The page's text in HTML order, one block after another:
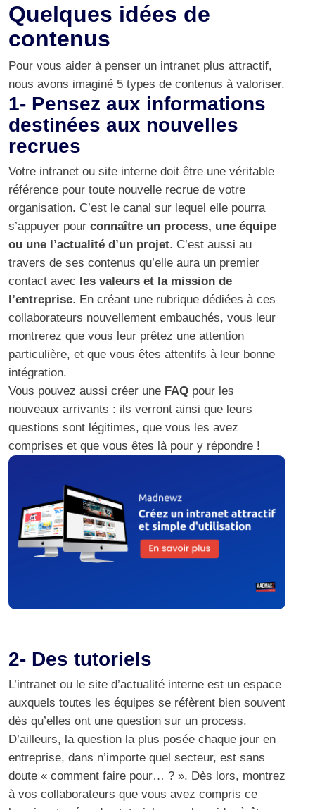
Quelques idées de
contenus
Pour vous aider à penser un intranet plus attractif,
nous avons imaginé 5 types de contenus à valoriser.
1- Pensez aux informations
destinées aux nouvelles
recrues
Votre intranet ou site interne doit être une véritable
référence pour toute nouvelle recrue de votre
organisation. C’est le canal sur lequel elle pourra
s’appuyer pour connaître un process, une équipe
ou une l’actualité d’un projet. C’est aussi au
travers de ses contenus qu’elle aura un premier
contact avec les valeurs et la mission de
l’entreprise. En créant une rubrique dédiées à ces
collaborateurs nouvellement embauchés, vous leur
montrerez que vous leur prêtez une attention
particulière, et que vous êtes attentifs à leur bonne
intégration.
Vous pouvez aussi créer une FAQ pour les
nouveaux arrivants : ils verront ainsi que leurs
questions sont légitimes, que vous les avez
comprises et que vous êtes là pour y répondre !
2- Des tutoriels
L’intranet ou le site d’actualité interne est un espace
auxquels toutes les équipes se réfèrent bien souvent
dès qu’elles ont une question sur un process.
D’ailleurs, la question la plus posée chaque jour en
entreprise, dans n’importe quel secteur, est sans
doute « comment faire pour… ? ». Dès lors, montrez
à vos collaborateurs que vous avez compris ce